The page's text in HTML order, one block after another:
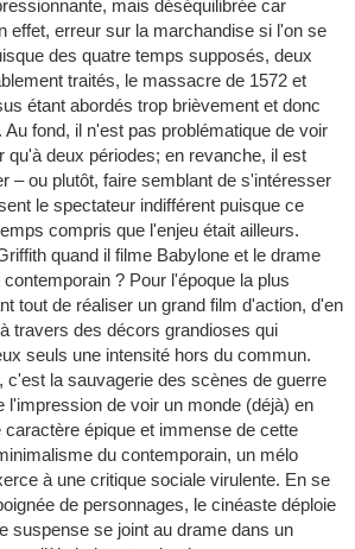
mais déséquilibrée car
effet, erreur sur la marchandise si l'on se
des quatre temps supposés, deux
traités, le massacre de 1572 et
étant abordés trop brièvement et donc
fond, il n'est pas problématique de voir
qu'à deux périodes; en revanche, il est
– ou plutôt, faire semblant de s'intéresser
le spectateur indifférent puisque ce
compris que l'enjeu était ailleurs.
quand il filme Babylone et le drame
? Pour l'époque la plus
tout de réaliser un grand film d'action, d'en
travers des décors grandioses qui
seuls une intensité hors du commun.
c'est la sauvagerie des scènes de guerre
l'impression de voir un monde (déjà) en
caractère épique et immense de cette
du contemporain, un mélo
à une critique sociale virulente. En se
de personnages, le cinéaste déploie
suspense se joint au drame dans un